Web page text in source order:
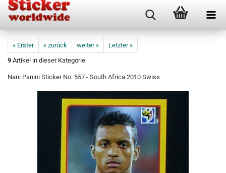
« Erster « zurück weiter »
Letzter »
9 Artikel in dieser Kategorie
Nani Panini Sticker No. 557 - South Africa 2010 Swiss